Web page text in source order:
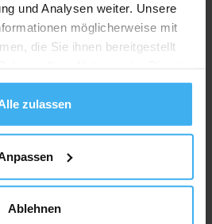
und Analysen weiter. Unsere
möglicherweise mit
die Sie ihnen bereitgestellt
zulassen
Ablehnen